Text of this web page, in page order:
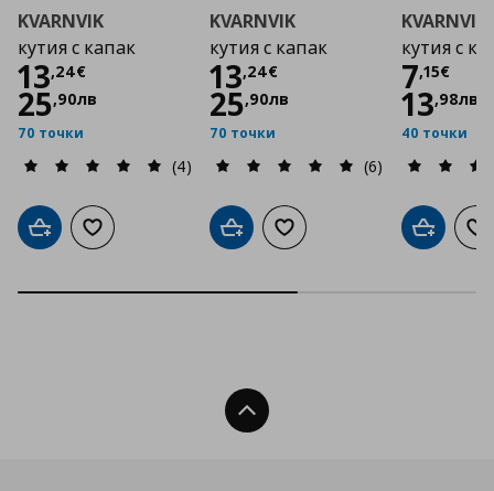
KVARNVIK
кутия с капак
13,24€
Цена
25,90лв
70 точки
(4)
Добави в кошницата
Добави към списъка с любими
KVARNVIK
кутия с капак
13,24€
Цена
25,90лв
70 точки
(6)
Добави в кошницата
Добави към списъка с
KVARNVIK
кутия с
7,15€
Цена
13,98лв
40 точки
Добави
Нагоре